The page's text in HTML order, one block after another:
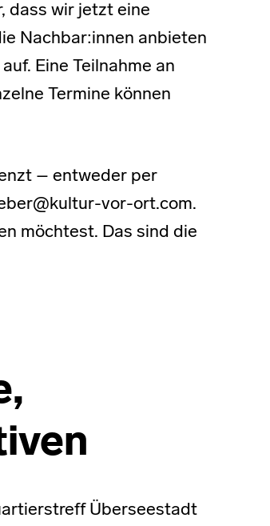
dass wir jetzt eine
Nachbar:innen anbieten
Eine Teilnahme an
Termine können
– entweder per
vor-ort.com.
möchtest. Das sind die
Überseestadt